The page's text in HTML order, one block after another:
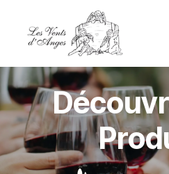
Se rendre au contenu